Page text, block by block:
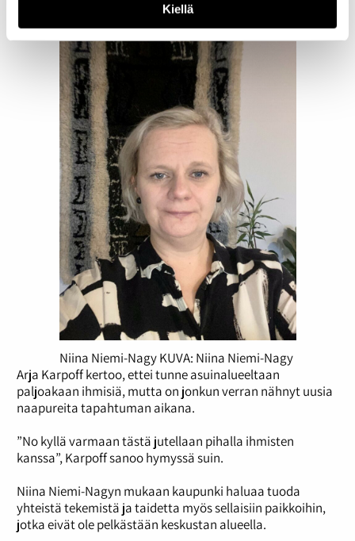
Kiellä
Niina Niemi-Nagy KUVA: Niina Niemi-Nagy
Arja Karpoff kertoo, ettei tunne asuinalueeltaan
paljoakaan ihmisiä, mutta on jonkun verran nähnyt uusia
naapureita tapahtuman aikana.
”No kyllä varmaan tästä jutellaan pihalla ihmisten
kanssa”, Karpoff sanoo hymyssä suin.
Niina Niemi-Nagyn mukaan kaupunki haluaa tuoda
yhteistä tekemistä ja taidetta myös sellaisiin paikkoihin,
jotka eivät ole pelkästään keskustan alueella.